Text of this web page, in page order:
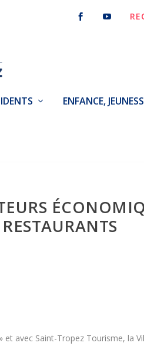
ENFANCE,
avec Saint-Tropez Tourisme, la